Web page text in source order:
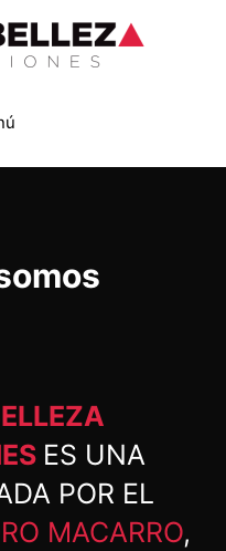
ES UNA
POR EL
MACARRO,